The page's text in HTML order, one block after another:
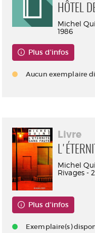
HÔTEL
Michel
1986
Plus d'infos
Aucun exemplaire
Livre
Michel
Rivages -
Plus d'infos
Exemplaire(s)